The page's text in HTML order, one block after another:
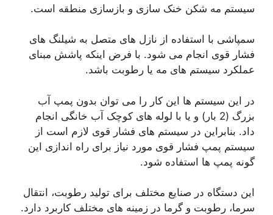
سیستم مه شکن خنک سازی و بازسازی منطقه است.
سمپاشی با استفاده از نازل های متصل به شیلنگ های
فشار قوی انجام می شود. با فرض اینکه پاشش مبنای
عملکرد سیستم های مه یا رطوبت باشد.
در این سیستم ها این کار را می توان بدون پمپ آب
بزرگ (2 بار) و یا با لوله های کوچک آب خانگی انجام
داد. بنابراین در سیستم های فشار قوی لازم است از
سیستم پمپ فشار قوی مورد نیاز برای راه اندازی این
گونه پمپ ها استفاده شود.
این دستگاه در صنایع مختلف برای تولید رطوبت، انتقال
سرما، رطوبت و گرما در زمینه های مختلف کاربرد دارد.